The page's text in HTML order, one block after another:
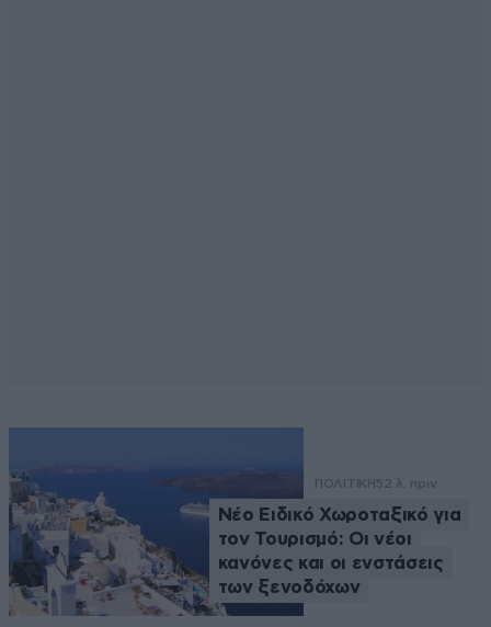
ΠΟΛΙΤΙΚΗ52 λ. πριν
Νέο Ειδικό Χωροταξικό για
τον Τουρισμό: Οι νέοι
κανόνες και οι ενστάσεις
των ξενοδόχων